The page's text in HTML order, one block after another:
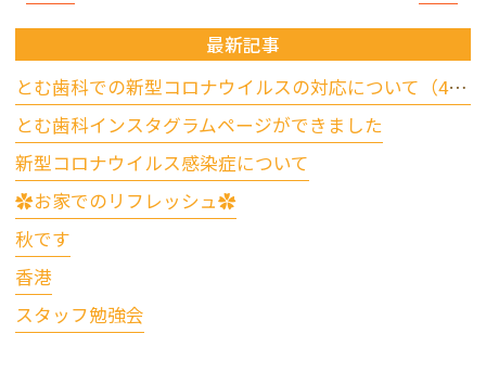
最新記事
とむ歯科での新型コロナウイルスの対応について（4/17更新）
とむ歯科インスタグラムページができました
新型コロナウイルス感染症について
✿お家でのリフレッシュ✿
秋です
香港
スタッフ勉強会